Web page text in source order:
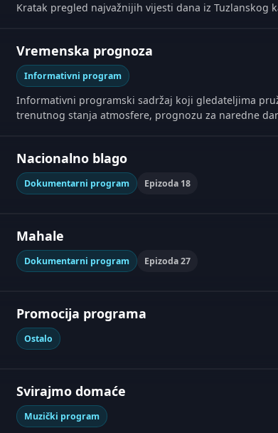
Kratak pregled najvažnijih vijesti dana iz Tuzlanskog
Vremenska prognoza
Informativni program
Informativni programski sadržaj koji gledateljima
trenutnog stanja atmosfere, prognozu za naredne
Nacionalno blago
Dokumentarni program Epizoda 18
Mahale
Dokumentarni program Epizoda 27
Promocija programa
Ostalo
Svirajmo domaće
Muzički program